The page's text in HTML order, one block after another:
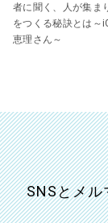
者に聞く、人が集ま
をつくる秘訣とは～
恵理さん～
SNSとメ